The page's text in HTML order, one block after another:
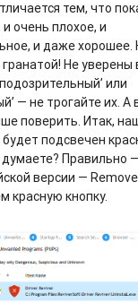
тем, что
очень плохое, и
и даже хорошее.
гранатой! Не уверены
или
— не трогайте их. А
поверить. Итак,
подсвечен
Правильно
версии —
красную кнопку.